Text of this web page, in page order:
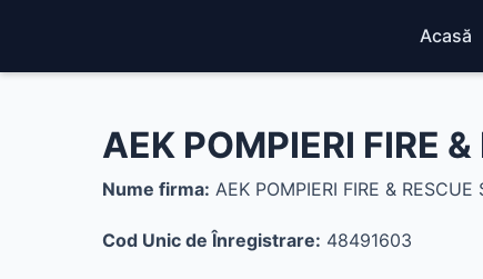
Acasă
AEK POMPIERI FIRE
Nume firma: AEK POMPIERI FIRE & RESCUE
Cod Unic de Înregistrare: 48491603